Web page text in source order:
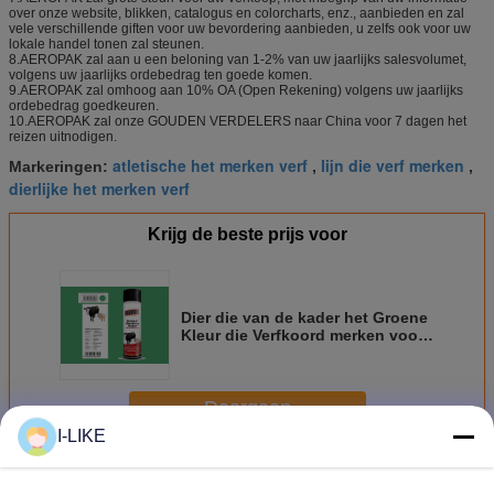
over onze website, blikken, catalogus en colorcharts, enz., aanbieden en zal
vele verschillende giften voor uw bevordering aanbieden, u zelfs ook voor uw
lokale handel tonen zal steunen.
8.AEROPAK zal aan u een beloning van 1-2% van uw jaarlijks salesvolumet,
volgens uw jaarlijks ordebedrag ten goede komen.
9.AEROPAK zal omhoog aan 10% OA (Open Rekening) volgens uw jaarlijks
ordebedrag goedkeuren.
10.AEROPAK zal onze GOUDEN VERDELERS naar China voor 7 dagen het
reizen uitnodigen.
Markeringen: atletische het merken verf , lijn die verf merken ,
dierlijke het merken verf
Krijg de beste prijs voor
Dier die van de kader het Groene
Kleur die Verfkoord merken voor
Doorgaan
MeerHet merken van Nevelverf
I-LIKE